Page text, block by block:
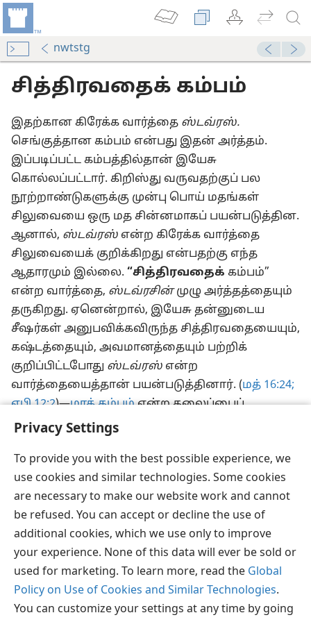
Privacy Settings
To provide you with the best possible experience, we
use cookies and similar technologies. Some cookies
are necessary to make our website work and cannot
be refused. You can accept or decline the use of
additional cookies, which we use only to improve
your experience. None of this data will ever be sold or
used for marketing. To learn more, read the Global
Policy on Use of Cookies and Similar Technologies.
You can customize your settings at any time by going
nwtstg
இறந்தாரா?
ஏன் சிலுவையைப் பயன்படுத்துவதில்லை
சித்திரவதைக் கம்பம்
இதற்கான கிரேக்க வார்த்தை ஸ்டவ்ரஸ்.
செங்குத்தான கம்பம் என்பது இதன் அர்த்தம்.
இப்படிப்பட்ட கம்பத்தில்தான் இயேசு
கொல்லப்பட்டார். கிறிஸ்து வருவதற்குப் பல
நூற்றாண்டுகளுக்கு முன்பு பொய் மதங்கள்
சிலுவையை ஒரு மத சின்னமாகப் பயன்படுத்தின.
ஆனால், ஸ்டவ்ரஸ் என்ற கிரேக்க வார்த்தை
சிலுவையைக் குறிக்கிறது என்பதற்கு எந்த
ஆதாரமும் இல்லை. “சித்திரவதைக் கம்பம்”
என்ற வார்த்தை, ஸ்டவ்ரசின்முழு அர்த்தத்தையும்
தருகிறது. ஏனென்றால், இயேசு தன்னுடைய
சீஷர்கள் அனுபவிக்கவிருந்த சித்திரவதையையும்,
கஷ்டத்தையும், அவமானத்தையும் பற்றிக்
குறிப்பிட்டபோது ஸ்டவ்ரஸ் என்ற
வார்த்தையைத்தான் பயன்படுத்தினார். (மத் 16:24;
எபி 12:2)—மரக் கம்பம்என்ற தலைப்பைப்
பாருங்கள்.
தமிழ் பகிரவும்
விருப்பங்கள்
Copyright
© 2026 Watch Tower Bible and Tract Society of Pennsylvania
ப்ரைவசி செட்டிங்
உள்நுழையவும்